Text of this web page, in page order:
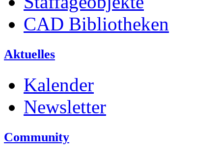
CAD Bibliotheken
Aktuelles
Kalender
Newsletter
Community